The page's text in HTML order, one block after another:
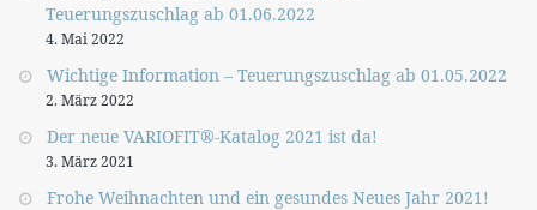
Teuerungszuschlag ab 01.06.2022
4. Mai 2022
Wichtige Information – Teuerungszuschlag ab 01.05.2022
2. März 2022
Der neue VARIOFIT®-Katalog 2021 ist da!
3. März 2021
Frohe Weihnachten und ein gesundes Neues Jahr 2021!